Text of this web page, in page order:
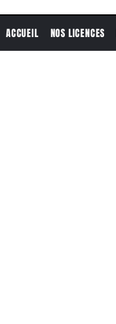
ACCUEIL NOS LICENCES